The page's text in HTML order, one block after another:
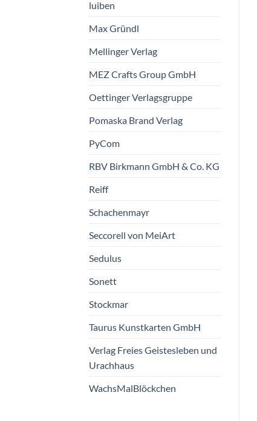
luiben
Max Gründl
Mellinger Verlag
MEZ Crafts Group GmbH
Oettinger Verlagsgruppe
Pomaska Brand Verlag
PyCom
RBV Birkmann GmbH & Co. KG
Reiff
Schachenmayr
Seccorell von MeiArt
Sedulus
Sonett
Stockmar
Taurus Kunstkarten GmbH
Verlag Freies Geistesleben und
Urachhaus
WachsMalBlöckchen